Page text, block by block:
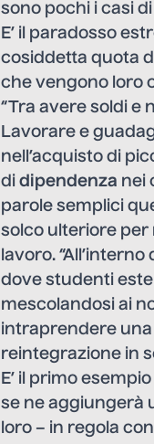
sono pochi i casi
E’ il paradosso
cosiddetta quota
che vengono loro
“Tra avere soldi e
Lavorare e
nell’acquisto di
di dipendenza nei
parole semplici
solco ulteriore per
lavoro.
dove studenti
mescolandosi ai
intraprendere una
reintegrazione in
E’ il primo
se ne aggiungerà
loro – in regola